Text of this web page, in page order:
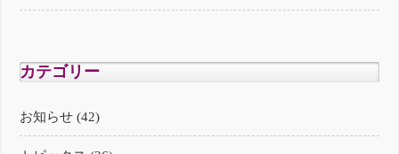
カテゴリー
お知らせ (42)